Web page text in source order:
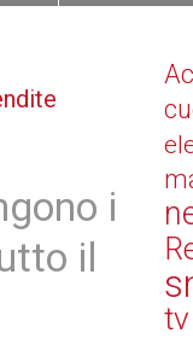
i
il
tv